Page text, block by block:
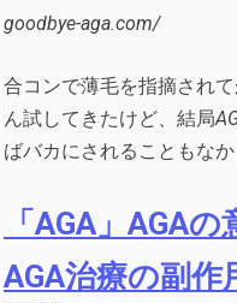
goodbye-aga.com/
合コンで薄毛を指摘され
ん試してきたけど、結局
ばバカにされることもな
「AGA」AGA
AGA治療の副作